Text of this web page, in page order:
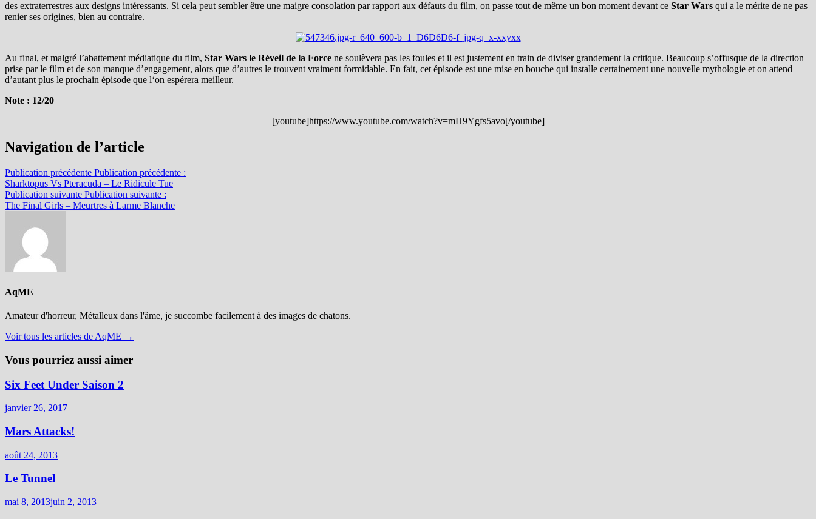
des extraterrestres aux designs intéressants. Si cela peut sembler être une maigre consolation par rapport aux défauts du film, on passe tout de même un bon moment devant ce Star Wars qui a le mérite de ne pas
renier ses origines, bien au contraire.
Au final, et malgré l’abattement médiatique du film, Star Wars le Réveil de la Force ne soulèvera pas les foules et il est justement en train de diviser grandement la critique. Beaucoup s’offusque de la direction
prise par le film et de son manque d’engagement, alors que d’autres le trouvent vraiment formidable. En fait, cet épisode est une mise en bouche qui installe certainement une nouvelle mythologie et on attend
d’autant plus le prochain épisode que l‘on espérera meilleur.
Note : 12/20
[youtube]https://www.youtube.com/watch?v=mH9Ygfs5avo[/youtube]
Navigation de l’article
Publication précédente Publication précédente :
Sharktopus Vs Pteracuda – Le Ridicule Tue
Publication suivante Publication suivante :
The Final Girls – Meurtres à Larme Blanche
AqME
Amateur d'horreur, Métalleux dans l'âme, je succombe facilement à des images de chatons.
Voir tous les articles de AqME →
Vous pourriez aussi aimer
Six Feet Under Saison 2
janvier 26, 2017
Mars Attacks!
août 24, 2013
Le Tunnel
mai 8, 2013juin 2, 2013